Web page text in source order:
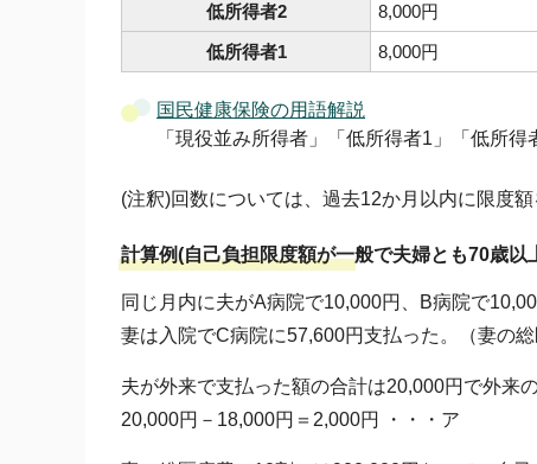
低所得者2
8,000円
低所得者1
8,000円
国民健康保険の用語解説
「現役並み所得者」「低所得者1」「低所得
(注釈)回数については、過去12か月以内に限度
計算例(自己負担限度額が一般で夫婦とも70歳以
同じ月内に夫がA病院で10,000円、B病院で
妻は入院でC病院に57,600円支払った。（妻の
夫が外来で支払った額の合計は20,000円で外来
20,000円－18,000円＝2,000円 ・・・ア